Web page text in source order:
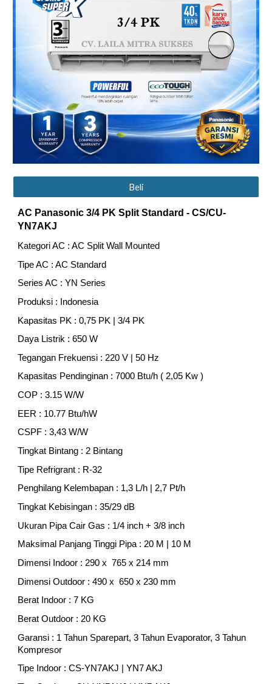
Beli
AC Panasonic3/4 PK Split Standard- CS/CU-
YN7AKJ
Kategori AC : AC Split Wall Mounted
Tipe AC : AC Standard
Series AC : YN Series
Produksi : Indonesia
Kapasitas PK : 0,75 PK | 3/4 PK
Daya Listrik : 650 W
Tegangan Frekuensi : 220 V | 50 Hz
Kapasitas Pendinginan : 7000 Btu/h ( 2,05 Kw )
COP : 3.15 W/W
EER : 10.77 Btu/hW
CSPF : 3,43 W/W
Tingkat Bintang : 2 Bintang
Tipe Refrigrant : R-32
Penghilang Kelembapan : 1,3 L/h | 2,7 Pt/h
Tingkat Kebisingan : 35/29 dB
Ukuran Pipa Cair Gas : 1/4 inch + 3/8 inch
Maksimal Panjang Tinggi Pipa : 20 M | 10 M
Dimensi Indoor : 290 x 765 x 214 mm
Dimensi Outdoor : 490 x 650 x 230 mm
Berat Indoor : 7 KG
Berat Outdoor : 20 KG
Garansi : 1 Tahun Sparepart, 3 Tahun Evaporator, 3 Tahun
Kompresor
Tipe Indoor : CS-YN7AKJ | YN7 AKJ